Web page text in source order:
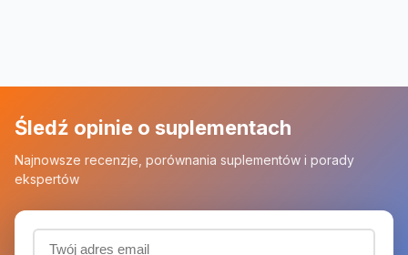
Śledź opinie o suplementach
Najnowsze recenzje, porównania suplementów i porady
ekspertów
Adres email (wymagany)